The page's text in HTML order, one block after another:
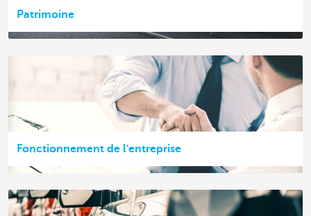
Patrimoine
Fonctionnement de l'entreprise